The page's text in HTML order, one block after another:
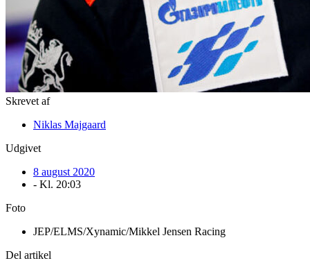
Skrevet af
Niklas Majgaard
Udgivet
8 august 2020
- Kl. 20:03
Foto
JEP/ELMS/Xynamic/Mikkel Jensen Racing
Del artikel